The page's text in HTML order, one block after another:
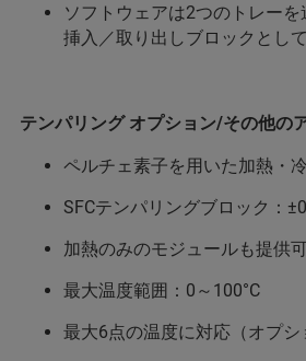
ソフトウェアは2つのトレー
挿入／取り出しブロックとし
テンパリング オプション/その他の
ペルチェ素子を用いた加熱・
SFCテンパリングブロック：
加熱のみのモジュールも提供
最大温度範囲：0～100°C
最大6点の温度に対応（オプシ